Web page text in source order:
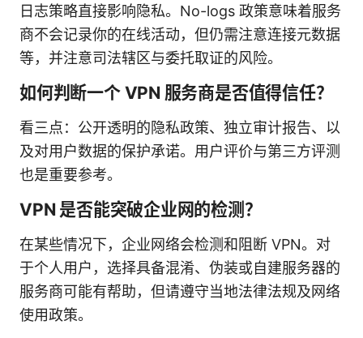
日志策略直接影响隐私。No-logs 政策意味着服务
商不会记录你的在线活动，但仍需注意连接元数据
等，并注意司法辖区与委托取证的风险。
如何判断一个 VPN 服务商是否值得信任？
看三点：公开透明的隐私政策、独立审计报告、以
及对用户数据的保护承诺。用户评价与第三方评测
也是重要参考。
VPN 是否能突破企业网的检测？
在某些情况下，企业网络会检测和阻断 VPN。对
于个人用户，选择具备混淆、伪装或自建服务器的
服务商可能有帮助，但请遵守当地法律法规及网络
使用政策。